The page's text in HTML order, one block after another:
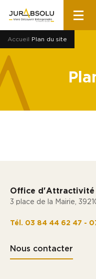
Accueil Plan du site
Office d'Attractivité
3 place de la Mairie,
Tél. 03 84 44 62 47 -
Nous contacter